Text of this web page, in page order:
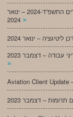
מעו”דכן רגולציה – צו הארכת תקופות ודחיית מועדים התשפ”ד-2024 – ינואר
»
– דצמבר 2023
»
Aviation Client Update